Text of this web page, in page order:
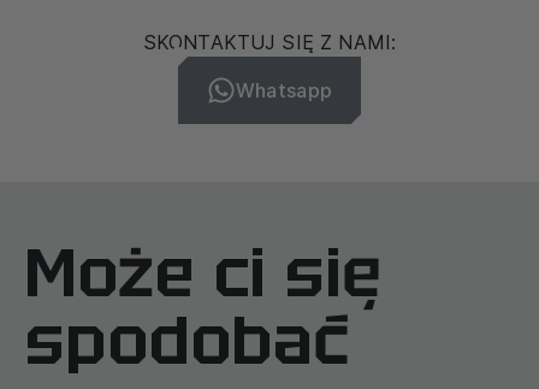
SKONTAKTUJ SIĘ Z NAMI:
Whatsapp
Może ci się
spodobać